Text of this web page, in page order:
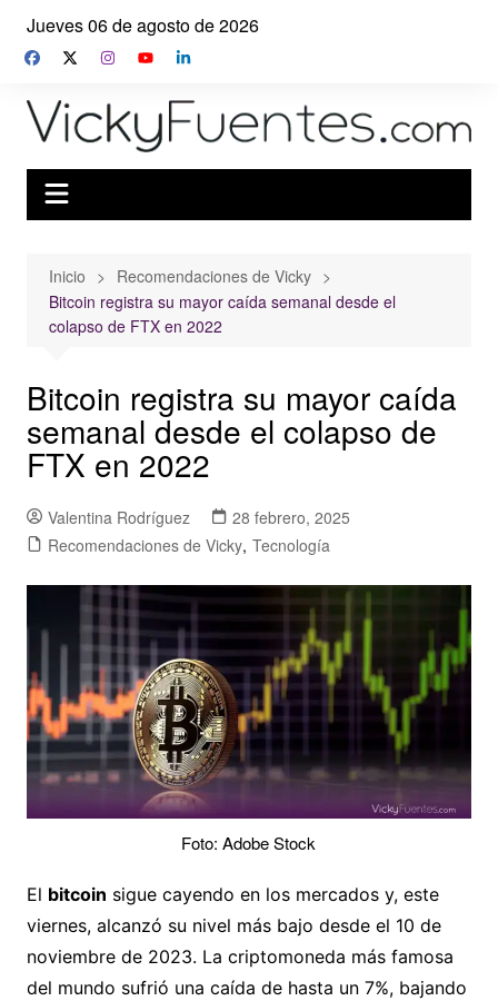
Saltar
contenido
Jueves 06 de agosto de 2026
Inicio
Recomendaciones de Vicky
Bitcoin registra su mayor caída semanal desde el
colapso de FTX en 2022
Bitcoin registra su mayor caída
semanal desde el colapso de
FTX en 2022
Valentina Rodríguez
28 febrero, 2025
Recomendaciones de Vicky, Tecnología
Foto: Adobe Stock
El bitcoin sigue cayendo en los mercados y, este
viernes, alcanzó su nivel más bajo desde el 10 de
noviembre de 2023. La criptomoneda más famosa
del mundo sufrió una caída de hasta un 7%, bajando